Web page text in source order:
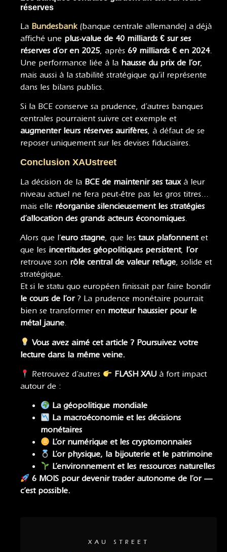
réserves
La Bundesbank(banque centrale allemande) a déjà
affiché une plus-value de 40 milliards € sur ses
réserves d’or en 2025 , après 69 milliards € en 2024.
Une performance liée à la hausse du prix de l’or,
mais aussi à la stabilité stratégique qu’il représente
dans les bilans publics.
Si la BCE conserve sa prudence, d’autres banques
centrales pourraient suivre cet exemple et
augmenter leurs réserves aurifères, à défaut de se
reposer uniquement sur les devises fiduciaires.
Conclusion XAUstreet
La décision de la BCE de maintenir ses tauxà leur
niveau actuel ne fera peut-être pas les gros titres…
mais elle réorganise silencieusement les stratégies
d’allocation des grands acteurs économiques.
Alors que l’euro stagne, que les taux plafonnentet
que les incertitudes géopolitiques persistent, l’or
retrouve son rôle central de valeur refuge, solide et
stratégique.
Et si le statu quo européen finissait par faire bondir
le cours de l’or? La prudence monétaire pourrait
bien se transformer en moteur haussier pour le
métal jaune.
Vous avez aimé cet article ? Poursuivez votre
lecture dans la même veine.
Retrouvez d’autres FLASH XAU à fort impact
autour de :
La géopolitique mondiale
La macroéconomie et les décisions
monétaires
L’or numérique et les cryptomonnaies
L’or physique, la bijouterie et le patrimoine
L’environnement et les ressources naturelles
6 MOIS pour devenir trader autonome de l’or —
c’est possible.
XAU STREET